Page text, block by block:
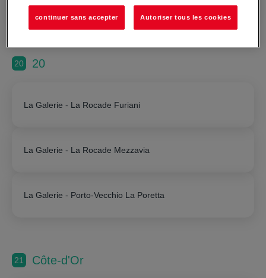
20 20
La Galerie - La Rocade Furiani
La Galerie - La Rocade Mezzavia
La Galerie - Porto-Vecchio La Poretta
21 Côte-d'Or
continuer sans accepter Autoriser tous les cookies